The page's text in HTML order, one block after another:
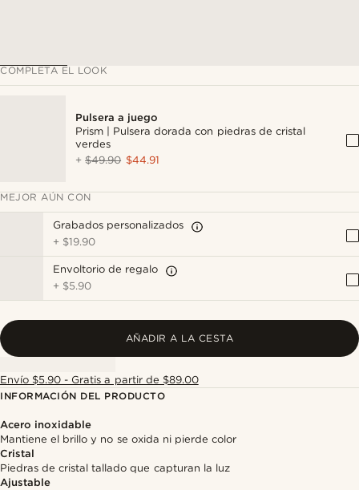
COMPLETA EL LOOK
Pulsera a juego
Prism | Pulsera dorada con piedras de cristal
verdes
+$49.90 $44.91
MEJOR AÚN CON
Grabados personalizados
+ $19.90
Envoltorio de regalo
+ $5.90
AÑADIR A LA CESTA
Envío $5.90 - Gratis a partir de $89.00
INFORMACIÓN DEL PRODUCTO
Acero inoxidable
Mantiene el brillo y no se oxida ni pierde color
Cristal
Piedras de cristal tallado que capturan la luz
Ajustable